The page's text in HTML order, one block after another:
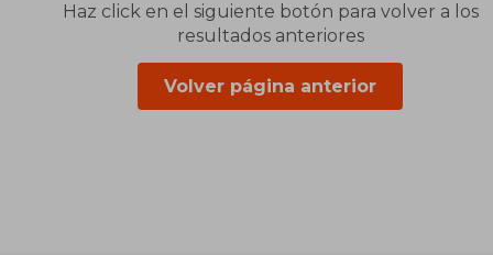
Haz click en el siguiente botón para volver a los
resultados anteriores
Volver página anterior